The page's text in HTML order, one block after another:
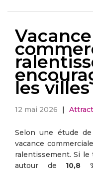
Vacance
les
12 mai 2026 |
Selon une étude
vacance
ralentissement. Si le
autour de 10,8